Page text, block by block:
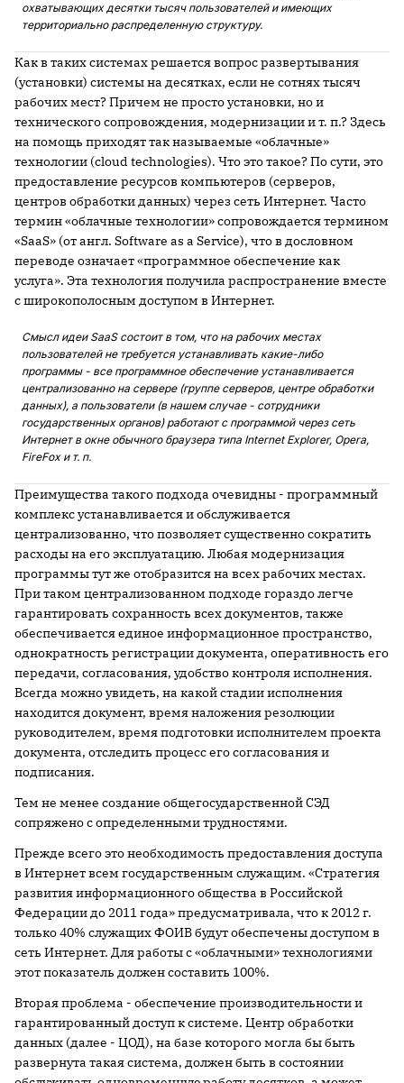
охватывающих десятки тысяч пользователей и имеющих
территориально распределенную структуру.
Как в таких системах решается вопрос развертывания
(установки) системы на десятках, если не сотнях тысяч
рабочих мест? Причем не просто установки, но и
технического сопровождения, модернизации и т. п.? Здесь
на помощь приходят так называемые «облачные»
технологии (cloud technologies). Что это такое? По сути, это
предоставление ресурсов компьютеров (серверов,
центров обработки данных) через сеть Интернет. Часто
термин «облачные технологии» сопровождается термином
«SaaS» (от англ. Software as a Service), что в дословном
переводе означает «программное обеспечение как
услуга». Эта технология получила распространение вместе
с широкополосным доступом в Интернет.
Смысл идеи SaaS состоит в том, что на рабочих местах
пользователей не требуется устанавливать какие-либо
программы - все программное обеспечение устанавливается
централизованно на сервере (группе серверов, центре обработки
данных), а пользователи (в нашем случае - сотрудники
государственных органов) работают с программой через сеть
Интернет в окне обычного браузера типа Internet Explorer, Opera,
FireFox и т. п.
Преимущества такого подхода очевидны - программный
комплекс устанавливается и обслуживается
централизованно, что позволяет существенно сократить
расходы на его эксплуатацию. Любая модернизация
программы тут же отобразится на всех рабочих местах.
При таком централизованном подходе гораздо легче
гарантировать сохранность всех документов, также
обеспечивается единое информационное пространство,
однократность регистрации документа, оперативность его
передачи, согласования, удобство контроля исполнения.
Всегда можно увидеть, на какой стадии исполнения
находится документ, время наложения резолюции
руководителем, время подготовки исполнителем проекта
документа, отследить процесс его согласования и
подписания.
Тем не менее создание общегосударственной СЭД
сопряжено с определенными трудностями.
Прежде всего это необходимость предоставления доступа
в Интернет всем государственным служащим. «Стратегия
развития информационного общества в Российской
Федерации до 2011 года» предусматривала, что к 2012 г.
только 40% служащих ФОИВ будут обеспечены доступом в
сеть Интернет. Для работы с «облачными» технологиями
этот показатель должен составить 100%.
Вторая проблема - обеспечение производительности и
гарантированный доступ к системе. Центр обработки
данных (далее - ЦОД), на базе которого могла бы быть
развернута такая система, должен быть в состоянии